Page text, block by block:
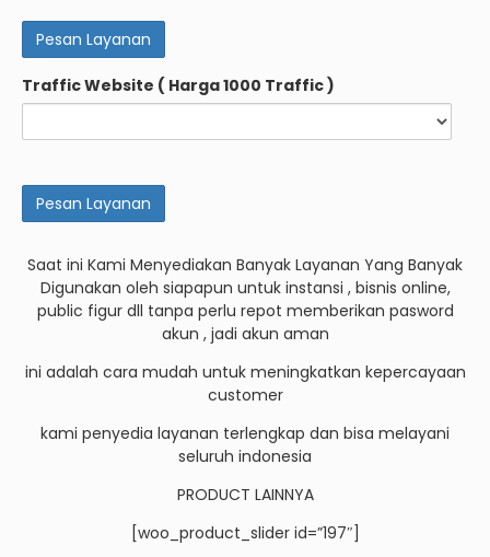
Traffic Website ( Harga 1000 Traffic )
Saat ini Kami Menyediakan Banyak Layanan Yang Banyak
Digunakan oleh siapapun untuk instansi , bisnis online,
public figur dll tanpa perlu repot memberikan pasword
akun , jadi akun aman
ini adalah cara mudah untuk meningkatkan kepercayaan
customer
kami penyedia layanan terlengkap dan bisa melayani
seluruh indonesia
PRODUCT LAINNYA
[woo_product_slider id=”197″]